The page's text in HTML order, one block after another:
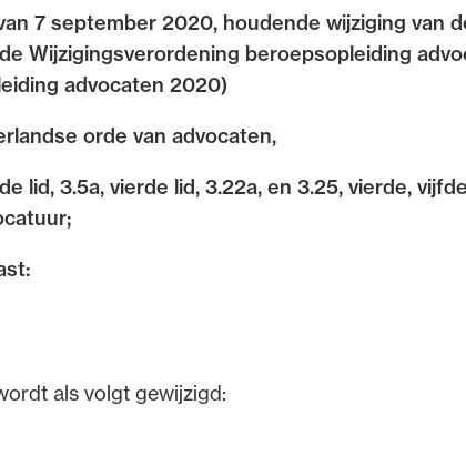
7 september 2020, houdende wijziging van
Wijzigingsverordening beroepsopleiding
advocaten 2020)
orde van advocaten,
lid, 3.5a, vierde lid, 3.22a, en 3.25, vierde,
als volgt gewijzigd:
voor advocaten bij hun
van de advocatenpas tot het